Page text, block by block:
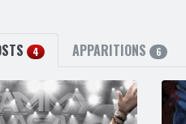
4 APPARITIONS 6